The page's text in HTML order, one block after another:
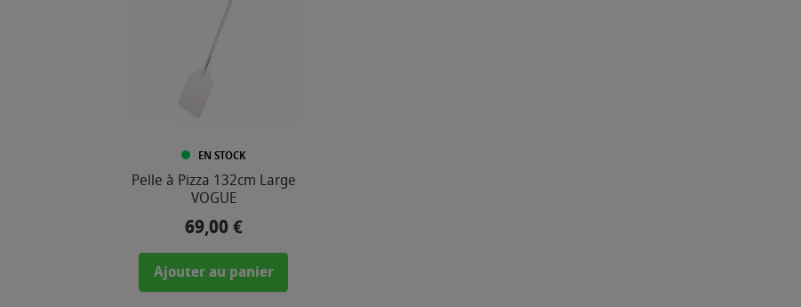
EN STOCK
Pelle à Pizza 132cm Large
VOGUE
Prix
69,00 €
Ajouter au panier